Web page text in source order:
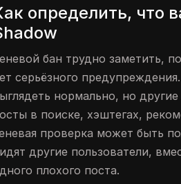
определить, что
бан трудно заметить,
серьёзного
нормально, но
в поиске, хэштегах,
проверка может быть
другие пользователи,
плохого поста.